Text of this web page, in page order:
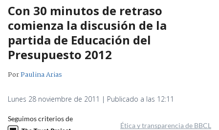
Con 30 minutos de retraso
comienza la discusión de la
partida de Educación del
Presupuesto 2012
PorPaulina Arias
Lunes 28 noviembre de 2011 | Publicado a las 12:11
Seguimos criterios de
Ética y transparencia de BBCL